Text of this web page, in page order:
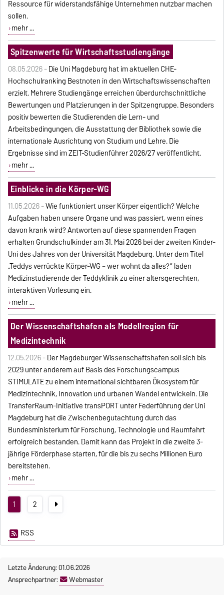
Ressource für widerstandsfähige Unternehmen nutzbar machen
sollen.
mehr ...
Spitzenwerte für Wirtschaftsstudiengänge
08.05.2026 -Die Uni Magdeburg hat im aktuellen CHE-
Hochschulranking Bestnoten in den Wirtschaftswissenschaften
erzielt. Mehrere Studiengänge erreichen überdurchschnittliche
Bewertungen und Platzierungen in der Spitzengruppe. Besonders
positiv bewerten die Studierenden die Lern- und
Arbeitsbedingungen, die Ausstattung der Bibliothek sowie die
internationale Ausrichtung von Studium und Lehre. Die
Ergebnisse sind im ZEIT-Studienführer 2026/27 veröffentlicht.
mehr ...
Einblicke in die Körper-WG
11.05.2026 -Wie funktioniert unser Körper eigentlich? Welche
Aufgaben haben unsere Organe und was passiert, wenn eines
davon krank wird? Antworten auf diese spannenden Fragen
erhalten Grundschulkinder am 31. Mai 2026 bei der zweiten Kinder-
Uni des Jahres von der Universität Magdeburg. Unter dem Titel
„Teddys verrückte Körper-WG – wer wohnt da alles?“ laden
Medizinstudierende der Teddyklinik zu einer altersgerechten,
interaktiven Vorlesung ein.
mehr ...
Der Wissenschaftshafen als Modellregion für
Medizintechnik
12.05.2026 -Der Magdeburger Wissenschaftshafen soll sich bis
2029 unter anderem auf Basis des Forschungscampus
STIMULATE zu einem international sichtbaren Ökosystem für
Medizintechnik, Innovation und urbanen Wandel entwickeln. Die
TransferRaum-Initiative transPORT unter Federführung der Uni
Magdeburg hat die Zwischenbegutachtung durch das
Bundesministerium für Forschung, Technologie und Raumfahrt
erfolgreich bestanden. Damit kann das Projekt in die zweite 3-
jährige Förderphase starten, für die bis zu sechs Millionen Euro
bereitstehen.
mehr ...
1 2
RSS
Letzte Änderung: 01.06.2026
Ansprechpartner:
Webmaster